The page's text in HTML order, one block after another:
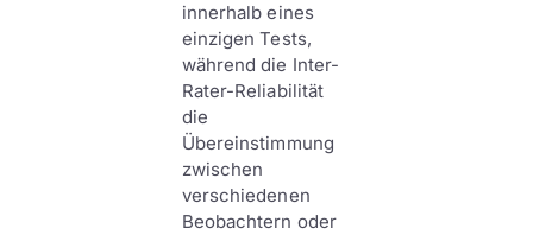
innerhalb eines
einzigen Tests,
während die Inter-
Rater-Reliabilität
die
Übereinstimmung
zwischen
verschiedenen
Beobachtern oder